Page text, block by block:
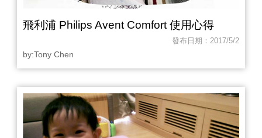
飛利浦 Philips Avent Comfort 使用心得
發布日期：2017/5/2
by:Tony Chen‎